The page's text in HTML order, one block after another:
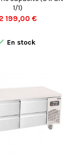
1/1)
Prix
2 199,00 €
En stock